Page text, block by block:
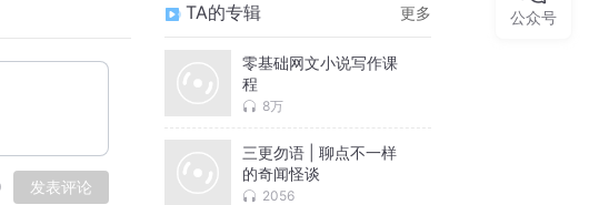
发表评论
TA的专辑 更多
零基础网文小说写作课
程
8万
三更勿语 | 聊点不一样
的奇闻怪谈
2056
公众号